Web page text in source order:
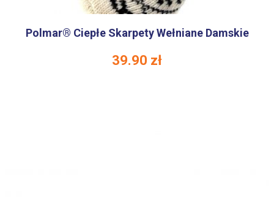
Polmar® Ciepłe Skarpety Wełniane Damskie
39.90 zł